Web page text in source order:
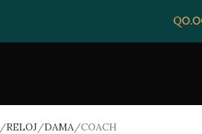
Q
RELOJ DAMA COACH